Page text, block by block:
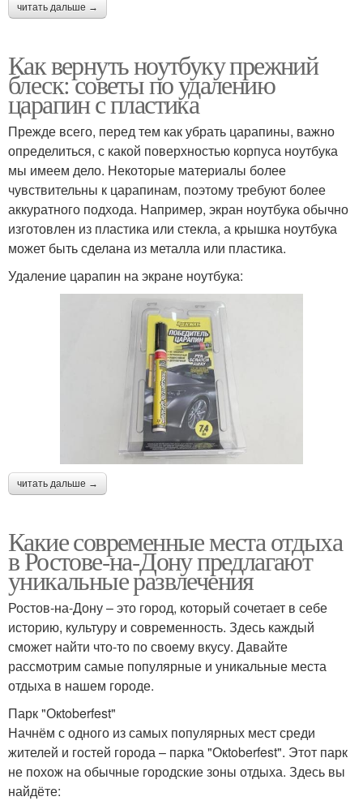
читать дальше →
Как вернуть ноутбуку прежний
блеск: советы по удалению
царапин с пластика
Прежде всего, перед тем как убрать царапины, важно
определиться, с какой поверхностью корпуса ноутбука
мы имеем дело. Некоторые материалы более
чувствительны к царапинам, поэтому требуют более
аккуратного подхода. Например, экран ноутбука обычно
изготовлен из пластика или стекла, а крышка ноутбука
может быть сделана из металла или пластика.
Удаление царапин на экране ноутбука:
читать дальше →
Какие современные места отдыха
в Ростове-на-Дону предлагают
уникальные развлечения
Ростов-на-Дону – это город, который сочетает в себе
историю, культуру и современность. Здесь каждый
сможет найти что-то по своему вкусу. Давайте
рассмотрим самые популярные и уникальные места
отдыха в нашем городе.
Парк "Окtoberfest"
Начнём с одного из самых популярных мест среди
жителей и гостей города – парка "Окtoberfest". Этот парк
не похож на обычные городские зоны отдыха. Здесь вы
найдёте: